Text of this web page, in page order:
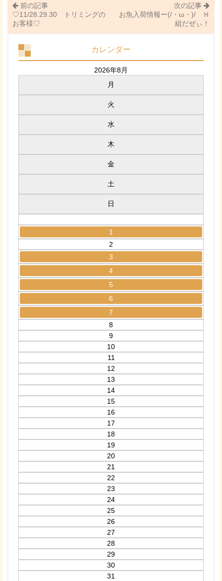
前の記事
♡11/28.29.30 トリミングの
お客様♡
次の記事
お魚入荷情報ー(/・ω・)/ Ｈ
組だぜぃ！
カレンダー
2026年8月
月
火
水
木
金
土
日
1
2
3
4
5
6
7
8
9
10
11
12
13
14
15
16
17
18
19
20
21
22
23
24
25
26
27
28
29
30
31